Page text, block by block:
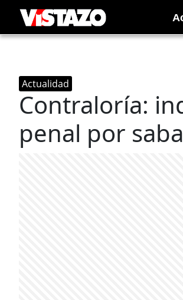
Actualidad
Contraloría:
penal por